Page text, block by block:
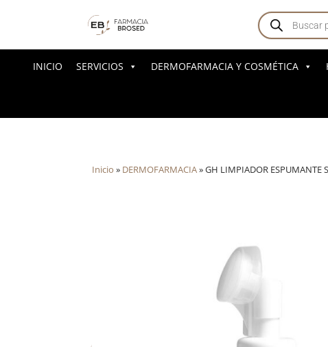
Búsqueda
de
productos
INICIO SERVICIOS DERMOFARMACIA Y COSMÉTICA
Inicio » DERMOFARMACIA»GH LIMPIADOR ESPUMANTE